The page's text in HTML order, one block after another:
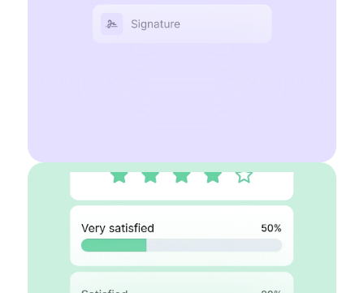
Logique conditionnelle
Créateur d'enquêtes sur l'IA
Vue par étapes et vue par liste
Plus de 30 types de questions